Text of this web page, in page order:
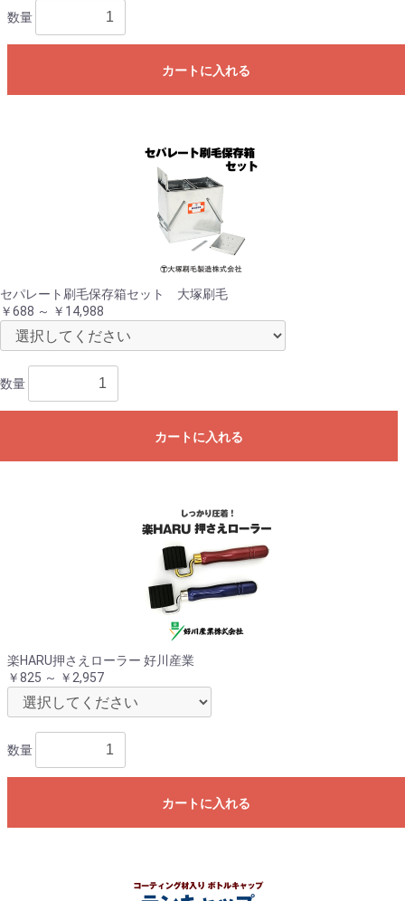
数量
カートに入れる
セパレート刷毛保存箱セット 大塚刷毛
￥688 ～ ￥14,988
数量
カートに入れる
楽HARU押さえローラー 好川産業
￥825 ～ ￥2,957
数量
カートに入れる